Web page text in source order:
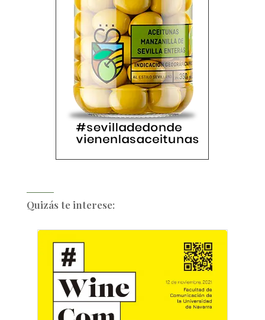
Quizás te interese: